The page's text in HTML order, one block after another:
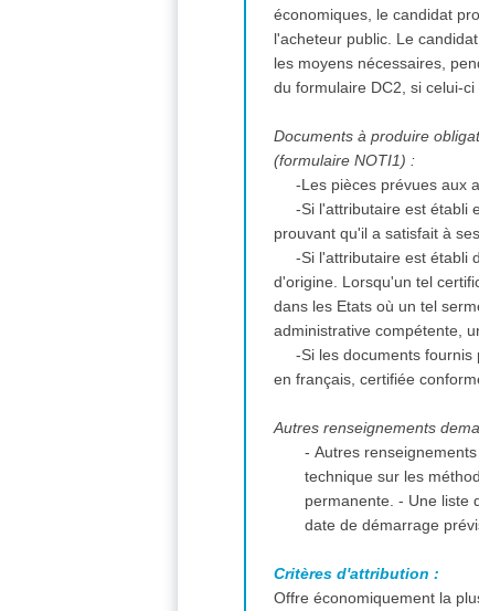
économiques, le candidat
l'acheteur public. Le
les moyens nécessaires,
du formulaire DC2, si celui-
Documents à produire
(formulaire NOTI1) :
-Les pièces prévues aux
-Si l'attributaire est établi
prouvant qu'il a satisfait à
-Si l'attributaire est établi
d'origine. Lorsqu'un tel
dans les Etats où un tel
administrative compétente,
-Si les documents
en français, certifiée
Autres renseignements
- Autres
technique sur les méthodes
permanente. - Une liste de référence pour la réalisation de travaux similaires. - Le planning de réalisation du chantier avec sa
date de démarrage
Critères d'attribution :
Offre économiquement la